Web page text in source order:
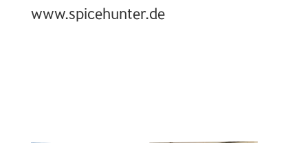
www.spicehunter.de